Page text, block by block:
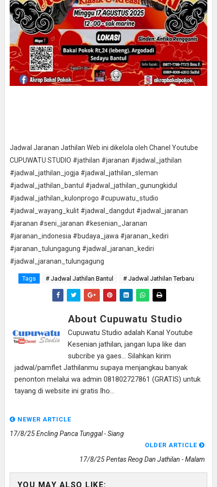
Jadwal Jaranan Jathilan Web ini dikelola oleh Chanel Youtube
CUPUWATU STUDIO #jathilan #jaranan #jadwal_jathilan
#jadwal_jathilan_jogja #jadwal_jathilan_sleman
#jadwal_jathilan_bantul #jadwal_jathilan_gunungkidul
#jadwal_jathilan_kulonprogo #cupuwatu_studio
#jadwal_wayang_kulit #jadwal_dangdut #jadwal_jaranan
#jaranan #seni_jaranan #kesenian_Jaranan
#jaranan_indonesia #budaya_jawa #jaranan_kediri
#jaranan_tulungagung #jadwal_jaranan_kediri
#jadwal_jaranan_tulungagung
Tags # Jadwal Jathilan Bantul # Jadwal Jathilan Terbaru
About Cupuwatu Studio
Cupuwatu Studio adalah Kanal Youtube
Kesenian jathilan, jangan lupa like dan
subcribe ya gaes... Silahkan kirim
jadwal/pamflet Jathilanmu supaya menjangkau banyak
penonton melalui wa admin 081802727861 (GRATIS) untuk
tayang di website ini gratis lho...
NEWER ARTICLE
17/8/25 Encling Panca Tunggal - Siang
OLDER ARTICLE
17/8/25 Pentas Reog Dan Jathilan - Malam
YOU MAY ALSO LIKE: